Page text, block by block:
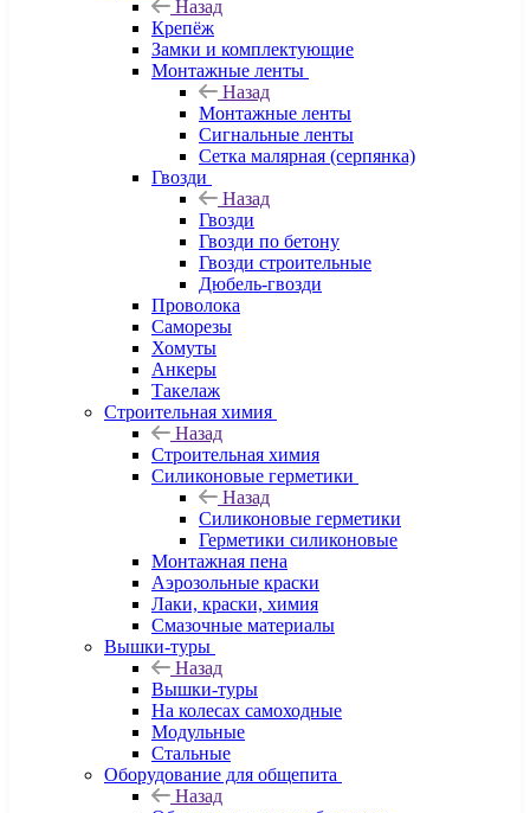
Назад
Крепёж
Замки и комплектующие
Монтажные ленты
Назад
Монтажные ленты
Сигнальные ленты
Сетка малярная (серпянка)
Гвозди
Назад
Гвозди
Гвозди по бетону
Гвозди строительные
Дюбель-гвозди
Проволока
Саморезы
Хомуты
Анкеры
Такелаж
Строительная химия
Назад
Строительная химия
Силиконовые герметики
Назад
Силиконовые герметики
Герметики силиконовые
Монтажная пена
Аэрозольные краски
Лаки, краски, химия
Смазочные материалы
Вышки-туры
Назад
Вышки-туры
На колесах самоходные
Модульные
Стальные
Оборудование для общепита
Назад